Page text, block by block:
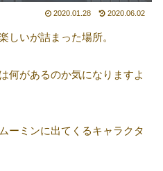
2020.01.28 2020.06.02
しいが詰まった場所。
何があるのか気になりますよ
ーミンに出てくるキャラクタ